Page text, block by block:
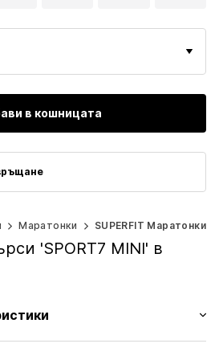
в кошницата
Маратонки SUPERFIT Маратонки
'SPORT7 MINI' в